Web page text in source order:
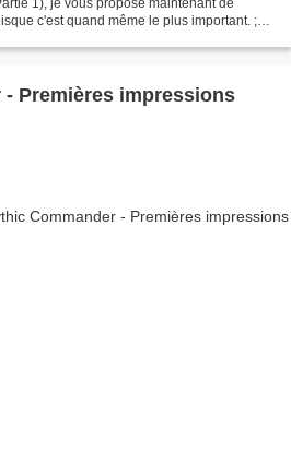
1), je vous propose maintenant de
c'est quand même le plus important. ;)
- Premières impressions